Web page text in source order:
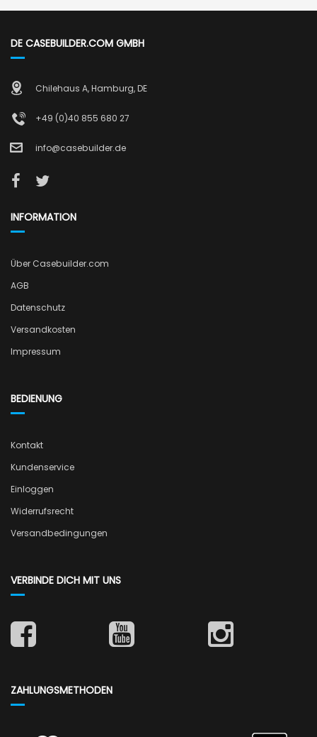
DE CASEBUILDER.COM GMBH
Chilehaus A, Hamburg, DE
+49 (0)40 855 680 27
info@casebuilder.de
INFORMATION
Über Casebuilder.com
AGB
Datenschutz
Versandkosten
Impressum
BEDIENUNG
Kontakt
Kundenservice
Einloggen
Widerrufsrecht
Versandbedingungen
VERBINDE DICH MIT UNS
ZAHLUNGSMETHODEN